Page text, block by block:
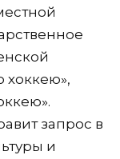
хоккею»,
запрос в
и